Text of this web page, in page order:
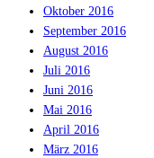
Oktober 2016
September 2016
August 2016
Juli 2016
Juni 2016
Mai 2016
April 2016
März 2016